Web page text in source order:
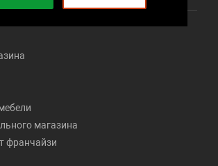
магазина
франчайзи